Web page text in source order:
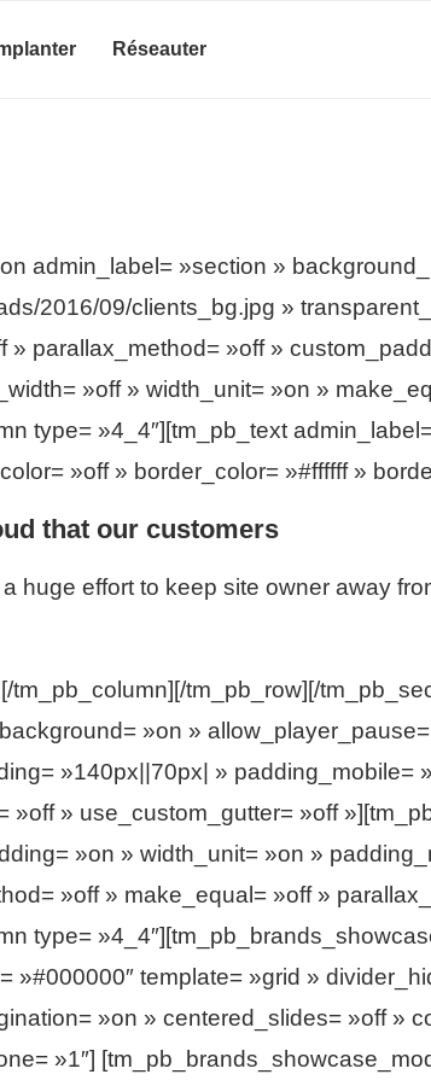
Réseauter
admin_label= »section »
2016/09/clients_bg.jpg »
» parallax_method= »off »
»off » width_unit= »on »
type= »4_4″][tm_pb_text
»off » border_color= »#ffffff »
that our customers
a huge effort to keep site owner away
tm_pb_column][/tm_pb_row][/
»on »
»140px||70px| » padding_mobile=
»off » use_custom_gutter= »off
»on » width_unit= »on »
»off » make_equal= »off »
type=
»#000000″ template= »grid »
»on » centered_slides= »off »
»1″]